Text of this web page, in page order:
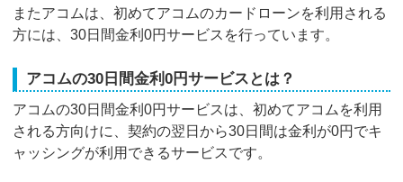
またアコムは、初めてアコムのカードローンを利用される
方には、30日間金利0円サービスを行っています。
アコムの30日間金利0円サービスとは？
アコムの30日間金利0円サービスは、初めてアコムを利用
される方向けに、契約の翌日から30日間は金利が0円でキ
ャッシングが利用できるサービスです。